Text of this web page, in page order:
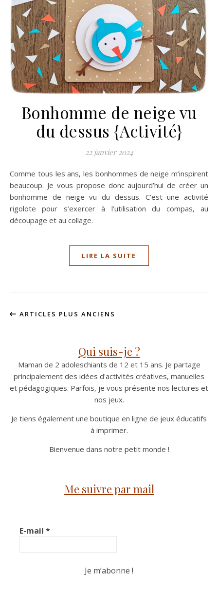
Bonhomme de neige vu
du dessus {Activité}
22 janvier 2024
Comme tous les ans, les bonhommes de neige m’inspirent
beaucoup. Je vous propose donc aujourd’hui de créer un
bonhomme de neige vu du dessus. C’est une activité
rigolote pour s’exercer à l’utilisation du compas, au
découpage et au collage.
LIRE LA SUITE
ARTICLES PLUS ANCIENS
Qui suis-je ?
Maman de 2 adoleschiants de 12 et 15 ans. Je partage
principalement des idées d'activités créatives, manuelles
et pédagogiques. Parfois, je vous présente nos lectures et
nos jeux.
Je tiens également une boutique en ligne de jeux éducatifs
à imprimer.
Bienvenue dans notre petit monde !
Me suivre par mail
E-mail *